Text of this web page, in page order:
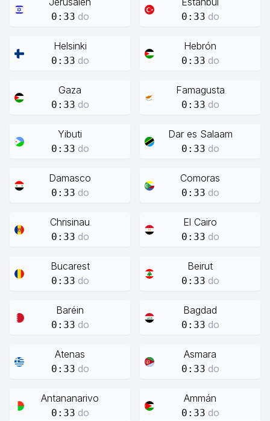
0:33 do 0:33 do
Helsinki
0:33 do
Hebrón
0:33 do
Gaza
0:33 do
Famagusta
0:33 do
Yibuti
0:33 do
Dar es Salaam
0:33 do
Damasco
0:33 do
Comoras
0:33 do
Chrisinau
0:33 do
El Cairo
0:33 do
Bucarest
0:33 do
Beirut
0:33 do
Baréin
0:33 do
Bagdad
0:33 do
Atenas
0:33 do
Asmara
0:33 do
Antananarivo
0:33 do
Ammán
0:33 do